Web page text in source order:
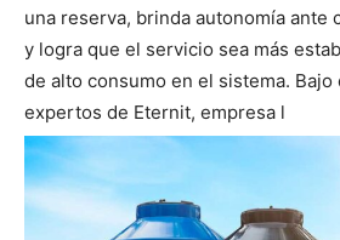
una reserva, brinda autonomía ante
y logra que el servicio sea más
de alto consumo en el sistema.
expertos de Eternit, empresa l